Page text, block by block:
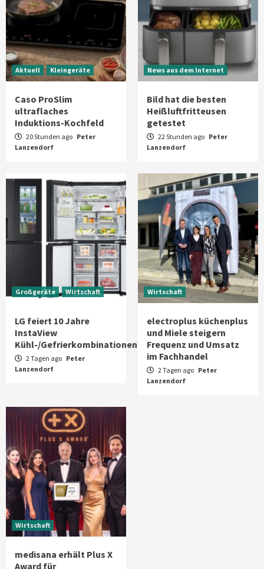
Aktuell Kleingeräte
Caso ProSlim
ultraflaches
Induktions-Kochfeld
20 Stunden ago Peter
Lanzendorf
News aus dem Internet
Bild hat die besten
Heißluftfritteusen
getestet
22 Stunden ago Peter
Lanzendorf
Großgeräte Wirtschaft
LG feiert 10 Jahre
InstaView
Kühl-/Gefrierkombinationen
2 Tagen ago Peter
Lanzendorf
Wirtschaft
electroplus küchenplus
und Miele steigern
Frequenz und Umsatz
im Fachhandel
2 Tagen ago Peter
Lanzendorf
Wirtschaft
medisana erhält Plus X
Award für